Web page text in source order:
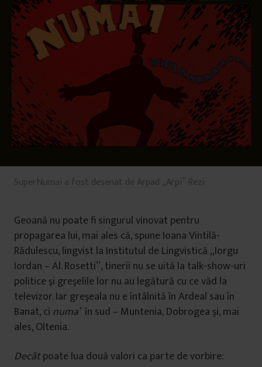
SuperNumai a fost desenat de Arpad „Arpi” Rezi
Geoană nu poate fi singurul vinovat pentru
propagarea lui, mai ales că, spune Ioana Vintilă-
Rădulescu, lingvist la Institutul de Lingvistică „Iorgu
Iordan – Al. Rosetti”, tinerii nu se uită la talk-show-uri
politice şi greşelile lor nu au legătură cu ce văd la
televizor. Iar greşeala nu e întâlnită în Ardeal sau în
Banat, ci numa’în sud – Muntenia, Dobrogea şi, mai
ales, Oltenia.
Decâtpoate lua două valori ca parte de vorbire: